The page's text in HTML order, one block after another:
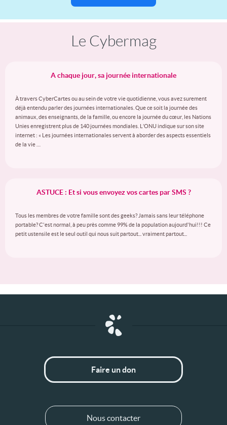
Le Cybermag
A chaque jour, sa journée internationale
À travers CyberCartes ou au sein de votre vie quotidienne, vous avez surement
déjà entendu parler des journées internationales. Que ce soit la journée des
animaux, des enseignants, de la famille, ou encore la journée du cœur, les Nations
Unies enregistrent plus de 140 journées mondiales. L’ONU indique sur son site
internet : « Les journées internationales servent à aborder des aspects essentiels
de la vie …
ASTUCE : Et si vous envoyez vos cartes par SMS ?
Tous les membres de votre famille sont des geeks? Jamais sans leur téléphone
portable? C'est normal, à peu près comme 99% de la population aujourd'hui!!! Ce
petit ustensile est le seul outil qui nous suit partout... vraiment partout...
Faire un don
Nous contacter